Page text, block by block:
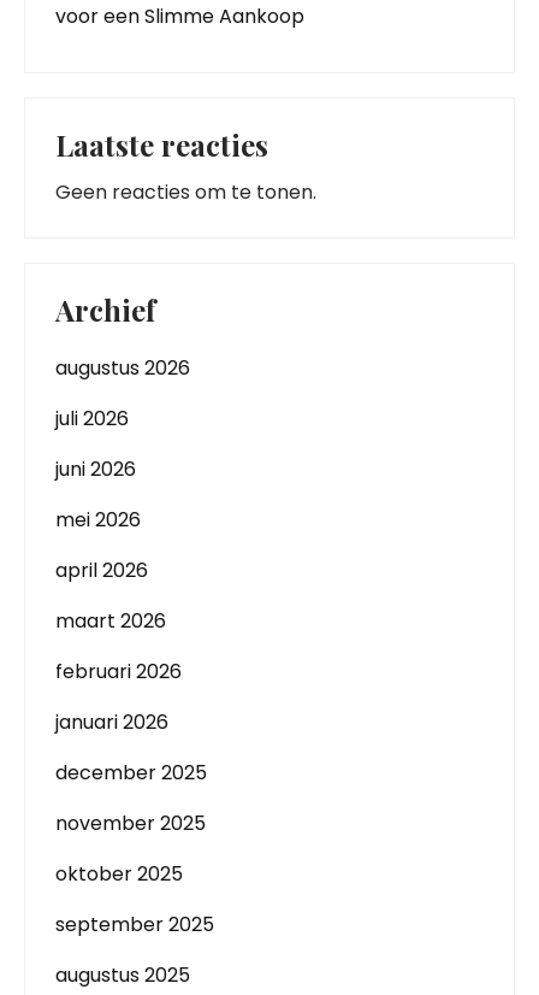
voor een Slimme Aankoop
Laatste reacties
Geen reacties om te tonen.
Archief
augustus 2026
juli 2026
juni 2026
mei 2026
april 2026
maart 2026
februari 2026
januari 2026
december 2025
november 2025
oktober 2025
september 2025
augustus 2025